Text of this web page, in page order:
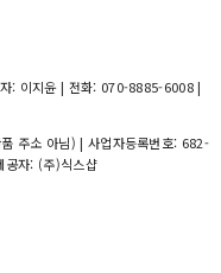
: 이지윤 | 전화: 070-8885-6008 |
주소 아님) | 사업자등록번호: 682-
공자: (주)식스샵